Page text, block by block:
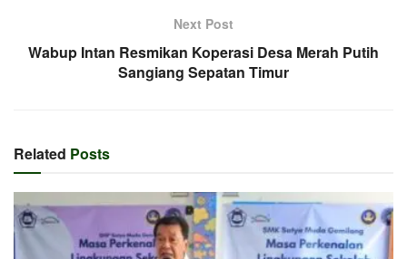
Next Post
Wabup Intan Resmikan Koperasi Desa Merah Putih
Sangiang Sepatan Timur
Related Posts